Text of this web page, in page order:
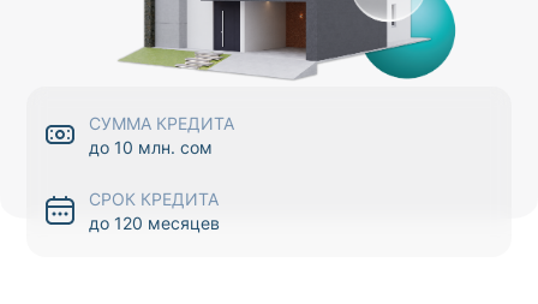
СУММА КРЕДИТА
до 10 млн. сом
СРОК КРЕДИТА
до 120 месяцев